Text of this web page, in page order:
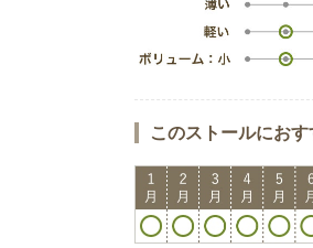
このストールにお